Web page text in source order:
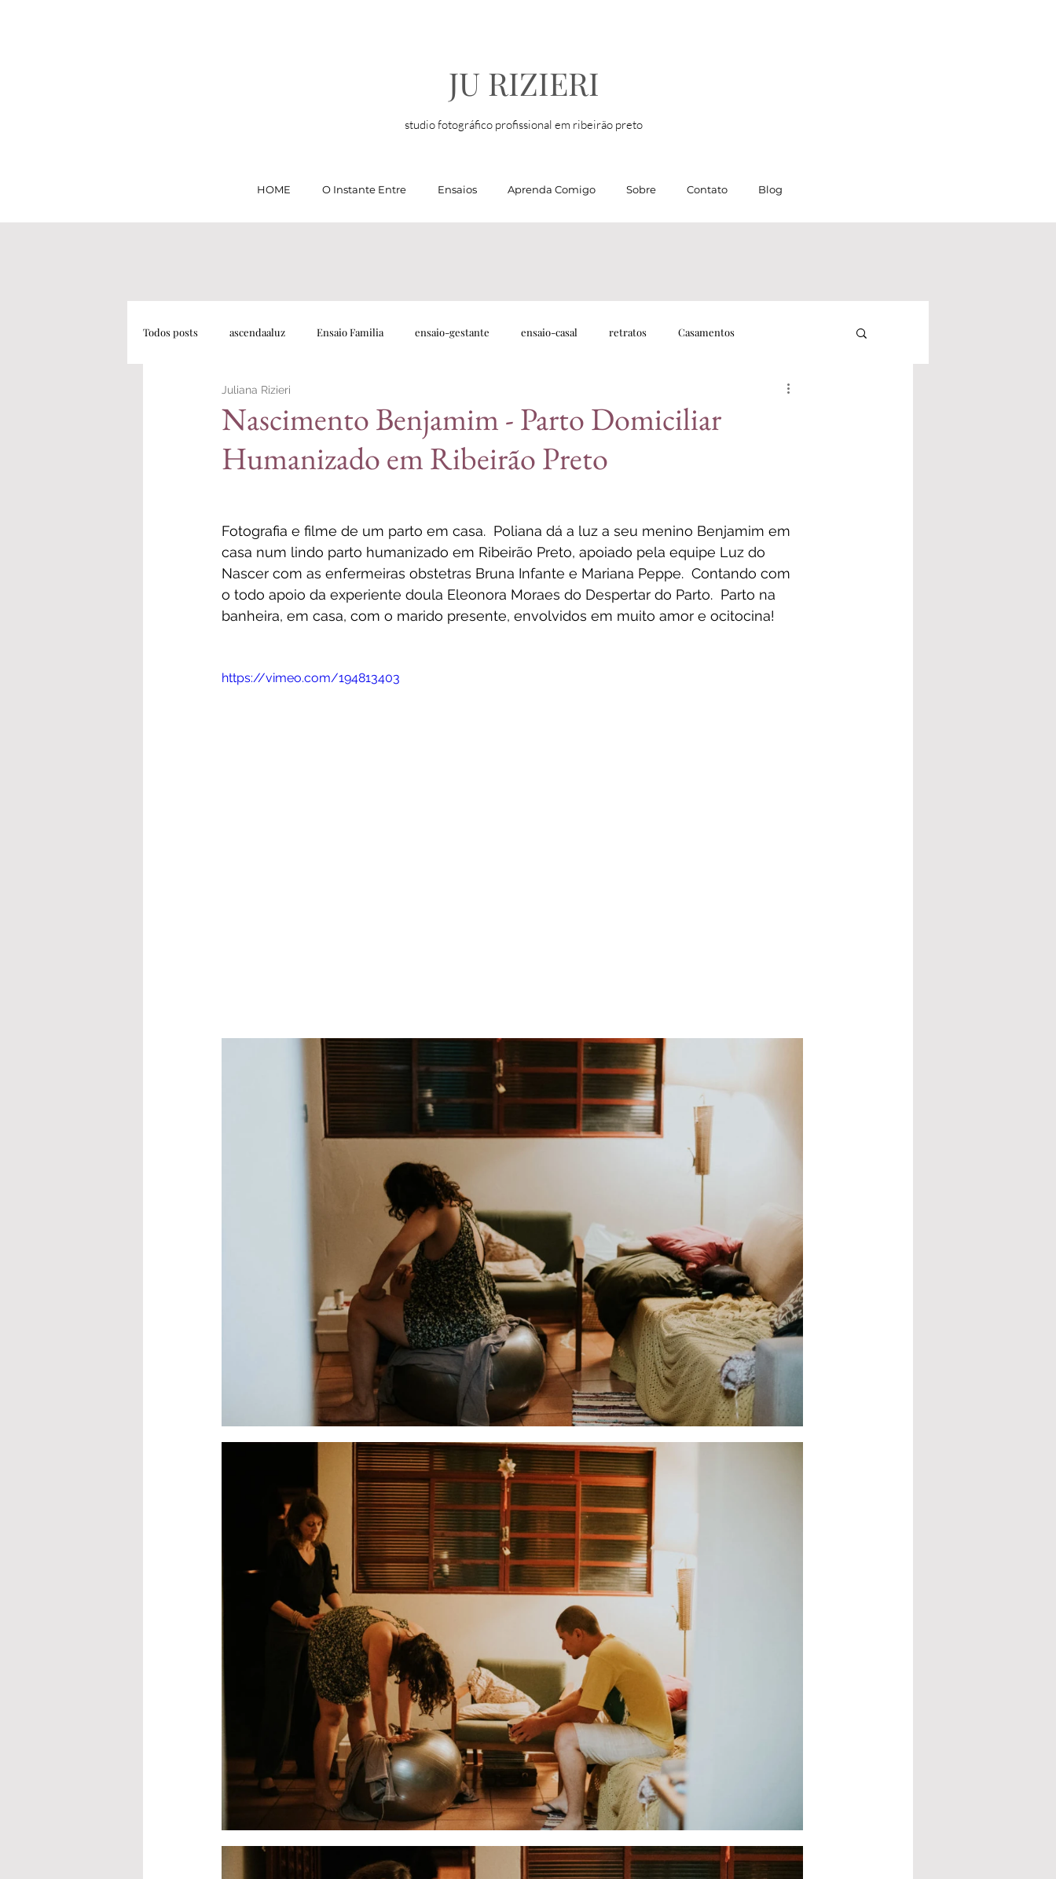
JU RIZIERI
studio fotográfico profissional em ribeirão preto
HOME O Instante Entre Ensaios Aprenda Comigo Sobre Contato Blog
Todos posts ascendaaluz Ensaio Familia ensaio-gestante ensaio-casal retratos Casamentos
Personal Branding
Nascimento Benjamim - Parto Domiciliar
Humanizado em Ribeirão Preto
Juliana Rizieri
Fotografia e filme de um parto em casa. Poliana dá a luz a seu menino Benjamim em
casa num lindo parto humanizado em Ribeirão Preto, apoiado pela equipe Luz do
Nascer com as enfermeiras obstetras Bruna Infante e Mariana Peppe.  Contando com
o todo apoio da experiente doula Eleonora Moraes do Despertar do Parto.  Parto na
banheira, em casa, com o marido presente, envolvidos em muito amor e ocitocina!
https://vimeo.com/194813403